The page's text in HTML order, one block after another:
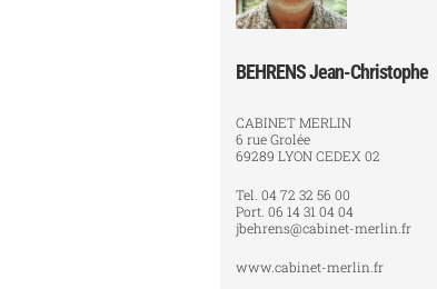
BEHRENS Jean-Christophe
CABINET MERLIN
6 rue Grolée
69289 LYON CEDEX 02
Tel. 04 72 32 56 00
Port. 06 14 31 04 04
jbehrens@cabinet-merlin.fr
www.cabinet-merlin.fr